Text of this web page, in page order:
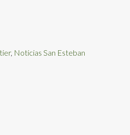
, Noticias San Esteban